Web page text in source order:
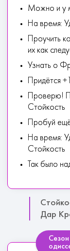
Можно и у
На время:
Проучить
их как
Узнать о
Придётся
Проверю!
Стойкость
Пробуй
На время:
Стойкость
Так было
Дар